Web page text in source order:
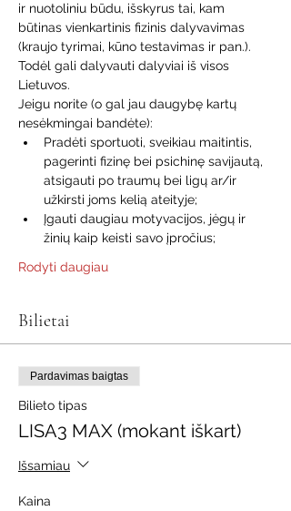
ir nuotoliniu būdu, išskyrus tai, kam
būtinas vienkartinis fizinis dalyvavimas
(kraujo tyrimai, kūno testavimas ir pan.).
Todėl gali dalyvauti dalyviai iš visos
Lietuvos.
Jeigu norite (o gal jau daugybę kartų
nesėkmingai bandėte):
Pradėti sportuoti, sveikiau maitintis,
pagerinti fizinę bei psichinę savijautą,
atsigauti po traumų bei ligų ar/ir
užkirsti joms kelią ateityje;
Įgauti daugiau motyvacijos, jėgų ir
žinių kaip keisti savo įpročius;
Rodyti daugiau
Bilietai
Pardavimas baigtas
Bilieto tipas
LISA3 MAX (mokant iškart)
Išsamiau
Kaina